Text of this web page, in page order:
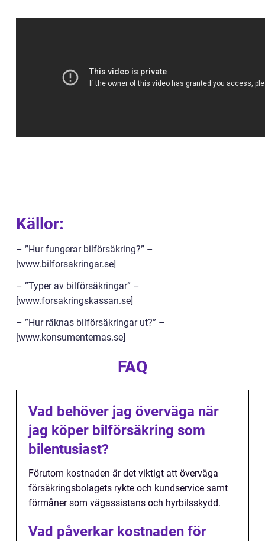
Källor:
– ”Hur fungerar bilförsäkring?” –
[www.bilforsakringar.se]
– ”Typer av bilförsäkringar” –
[www.forsakringskassan.se]
– ”Hur räknas bilförsäkringar ut?” –
[www.konsumenternas.se]
FAQ
Vad behöver jag överväga när
jag köper bilförsäkring som
bilentusiast?
Förutom kostnaden är det viktigt att överväga
försäkringsbolagets rykte och kundservice samt
förmåner som vägassistans och hyrbilsskydd.
Vad påverkar kostnaden för